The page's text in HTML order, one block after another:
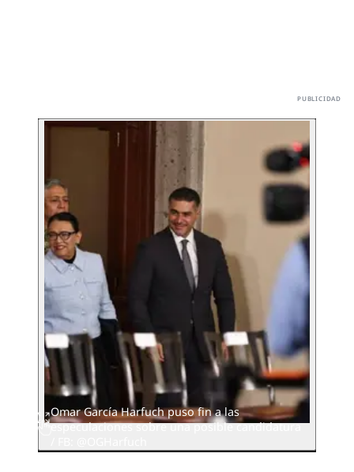
Omar García Harfuch puso fin a las
especulaciones sobre una posible candidatura